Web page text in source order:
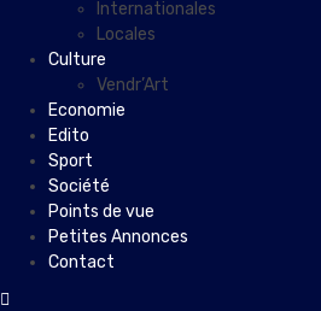
Internationales
Locales
Culture
Vendr’Art
Economie
Edito
Sport
Société
Points de vue
Petites Annonces
Contact